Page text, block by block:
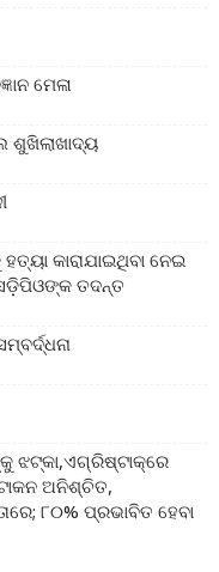
ମେଳା
ଶୁଖିଲାଖାଦ୍ୟ
କାରାଯାଇଥିବା ନେଇ
ତଦନ୍ତ
ଝଟ୍‌କା,ଏଗ୍ରିଷ୍ଟାକ୍‌ରେ
ଅନିଶ୍ଚିତ,
୮୦% ପ୍ରଭାବିତ ହେବା